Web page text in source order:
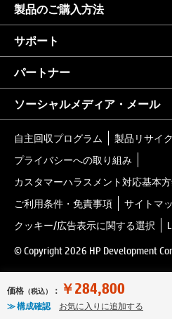
価格 （税込） ： ￥284,800
≫ 構成確認 お気に入りに追加する
製品のご購入方法
サポート
パートナー
ソーシャルメディア・メール
自主回収プログラム
製品リサイ
プライバシーへの取り組み
カスタマーハラスメント対応基本
ご利用条件・免責事項
サイトマ
クッキー/広告表示に関する選択
© Copyright 2026 HP Development